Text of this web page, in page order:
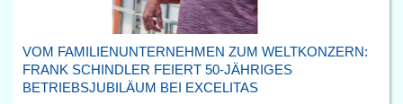
VOM FAMILIENUNTERNEHMEN ZUM WELTKONZERN:
FRANK SCHINDLER FEIERT 50-JÄHRIGES
BETRIEBSJUBILÄUM BEI EXCELITAS